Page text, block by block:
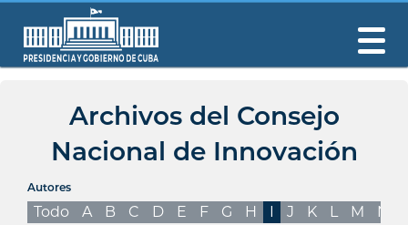
Archivos del Consejo
Nacional de Innovación
Autores
Todo A B C D E F G H I J K L M N